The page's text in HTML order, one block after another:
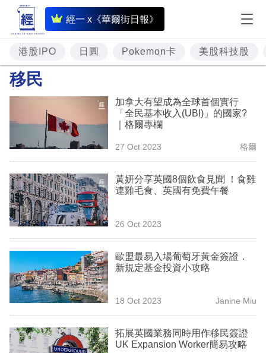
經一 x《華爾街日報》
即
時
財
經
投
資
樓
市
理
商
業
科
技
職
港股IPO 日圓 Pokemon卡 美股科技股
移民
加拿大有望成為全球首個實行
「全民基本收入(UBI)」的國家?
｜格爾專欄
27 Oct 2023 格爾
黃妍分享英國8個飲食見聞 ！食雞
連雞毛食、英國有免費午餐
26 Oct 2023
歐盟最易入場葡萄牙黃金簽證．
新規定基金投資小攻略
18 Oct 2023 Janine Miu
拓展英國業務同時用作移民簽證
UK Expansion Worker簡易攻略